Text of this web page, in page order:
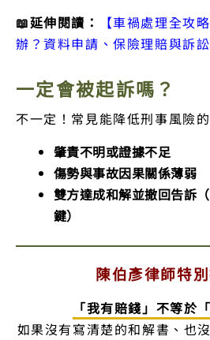
📖延伸閱讀：
【車禍處理全攻
辦？資料申請、保險理賠與訴
一定會被起訴嗎？
不一定！常見能降低刑事風險
肇責不明或證據不足
傷勢與事故因果關係薄弱
雙方達成和解並撤回告訴
鍵）
陳伯彥律師特別
「我有賠錢」不等於
如果沒有寫清楚的和解書、也